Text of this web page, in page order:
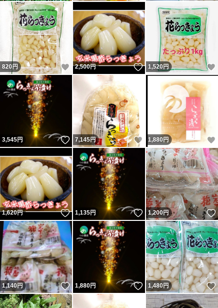
820円 いいね！
2,500円 いいね！
1,520円
3,545円 いいね！
7,145円 いいね！
1,880円
1,620円 いいね！
1,135円 いいね！
1,200円
1,140円 いいね！
1,880円 いいね！
1,480円